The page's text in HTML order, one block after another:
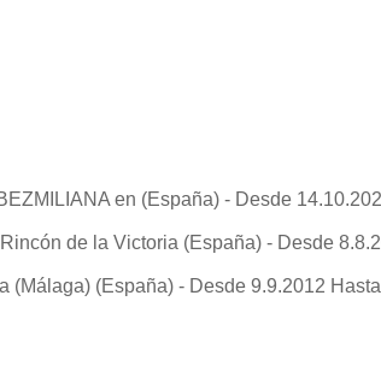
en (España) - Desde
de la Victoria (España) - Desde
(España) - Desde 9.9.2012 Hasta